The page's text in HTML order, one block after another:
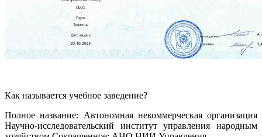
Как называется учебное заведение?
Полное название: Автономная некоммерческая организация
Научно-исследовательский институт управления народным